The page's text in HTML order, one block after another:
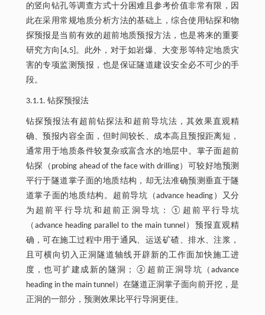
的竖向钻孔等调查方式十分困难且参考价值非常有限，因
此在采用常规地质分析方法的基础上，综合使用钻探和物
探预报是当前有效的超前地质预报方法，也是将来的重要
研究方向[4,5]。此外，对于如岩爆、大变形等特定地质灾
害的专项监测预报，也是保证隧道建设安全必不可少的手
段。
3.1.1. 钻探预报法
钻探预报法有超前钻探法和超前导坑法，其效果直观精
确、预报内容全面，但时间较长、成本高且预报距离短，
通常用于地质条件较复杂或富含水的地层中。掌子面超前
钻探（probing ahead of the face with drilling）可较好地预测
平行于隧道掌子面的地质结构，却无法准确预测垂直于隧
道掌子面的地质结构。超前导坑（advance heading）又分
为超前平行导坑和超前正洞导坑：①超前平行导坑
（advance heading parallel to the main tunnel）预报直观精
确，可在施工过程中用于通风、运送矿碴、排水、注浆，
且可横向切入正洞隧道轴线开辟新的工作面加快施工进
度，也可扩建成新的隧洞；②超前正洞导坑（advance
heading in the main tunnel）在隧道正洞掌子面向前开挖，是
正洞的一部分，预测效果比平行导洞更佳。